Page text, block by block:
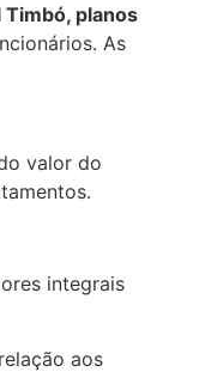
planos
As
valor do
integrais
aos